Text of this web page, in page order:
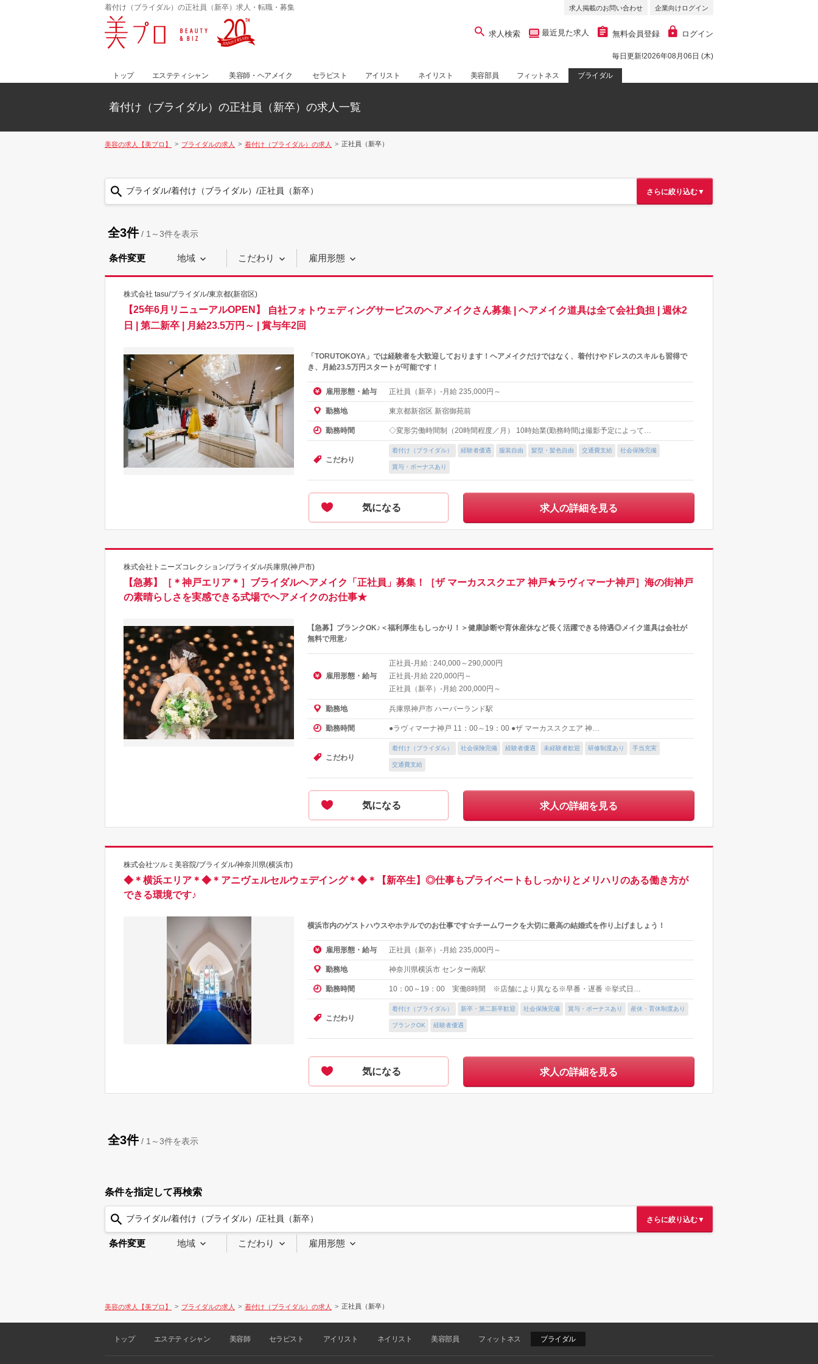
着付け（ブライダル）の正社員（新卒）求人・転職・募集 求人掲載のお問い合わせ 企業向けログイン
求人検索 最近見た求人 無料会員登録 ログイン
毎日更新!2026年08月06日 (木)
トップ エステティシャン 美容師・ヘアメイク セラピスト アイリスト ネイリスト 美容部員 フィットネス ブライダル
着付け（ブライダル）の正社員（新卒）の求人一覧
美容の求人【美プロ】 ブライダルの求人 着付け（ブライダル）の求人 正社員（新卒）
ブライダル/着付け（ブライダル）/正社員（新卒） さらに絞り込む▼
全3件/ 1～3件を表示
条件変更 地域 こだわり 雇用形態
株式会社 tasu/ブライダル/東京都(新宿区)
【25年6月リニューアルOPEN】
自社フォトウェディングサービスのヘアメイクさん募集 | ヘアメイク道具は全て会社負担 | 週休2
日 | 第二新卒 | 月給23.5万円～ | 賞与年2回
「TORUTOKOYA」では経験者を大歓迎しております！ヘアメイクだけではなく、着付けやドレスのスキルも習得で
き、月給23.5万円スタートが可能です！
雇用形態・給与 正社員（新卒）-月給 235,000円～
勤務地 東京都新宿区 新宿御苑前
勤務時間 ◇変形労働時間制（20時間程度／月） 10時始業(勤務時間は撮影予定によって…
こだわり
着付け（ブライダル） 経験者優遇 服装自由 髪型・髪色自由 交通費支給 社会保険完備
賞与・ボーナスあり
気になる 求人の詳細を見る
株式会社トニーズコレクション/ブライダル/兵庫県(神戸市)
【急募】［＊神戸エリア＊］ブライダルヘアメイク「正社員」募集！［ザ マーカススクエア 神戸★ラヴィマーナ神戸］海の街神戸
の素晴らしさを実感できる式場でヘアメイクのお仕事★
【急募】ブランクOK♪＜福利厚生もしっかり！＞健康診断や育休産休など長く活躍できる待遇◎メイク道具は会社が
無料で用意♪
雇用形態・給与
正社員-月給 : 240,000～290,000円
正社員-月給 220,000円～
正社員（新卒）-月給 200,000円～
勤務地 兵庫県神戸市 ハーバーランド駅
勤務時間 ●ラヴィマーナ神戸 11：00～19：00 ●ザ マーカススクエア 神…
こだわり
着付け（ブライダル） 社会保険完備 経験者優遇 未経験者歓迎 研修制度あり 手当充実
交通費支給
気になる 求人の詳細を見る
株式会社ツルミ美容院/ブライダル/神奈川県(横浜市)
◆＊横浜エリア＊◆＊アニヴェルセルウェデイング＊◆＊【新卒生】◎仕事もプライベートもしっかりとメリハリのある働き方が
できる環境です♪
横浜市内のゲストハウスやホテルでのお仕事です☆チームワークを大切に最高の結婚式を作り上げましょう！
雇用形態・給与 正社員（新卒）-月給 235,000円～
勤務地 神奈川県横浜市 センター南駅
勤務時間 10：00～19：00 実働8時間 ※店舗により異なる※早番・遅番 ※挙式日…
こだわり
着付け（ブライダル） 新卒・第二新卒歓迎 社会保険完備 賞与・ボーナスあり 産休・育休制度あり
ブランクOK 経験者優遇
気になる 求人の詳細を見る
全3件/ 1～3件を表示
条件を指定して再検索
ブライダル/着付け（ブライダル）/正社員（新卒） さらに絞り込む▼
条件変更 地域 こだわり 雇用形態
美容の求人【美プロ】 ブライダルの求人 着付け（ブライダル）の求人 正社員（新卒）
トップ エステティシャン 美容師 セラピスト アイリスト ネイリスト 美容部員 フィットネス ブライダル